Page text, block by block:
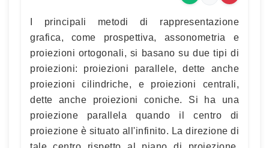
I principali metodi di rappresentazione
grafica, come prospettiva, assonometria e
proiezioni ortogonali, si basano su due tipi di
proiezioni: proiezioni parallele, dette anche
proiezioni cilindriche, e proiezioni centrali,
dette anche proiezioni coniche. Si ha una
proiezione parallela quando il centro di
proiezione è situato all'infinito. La direzione di